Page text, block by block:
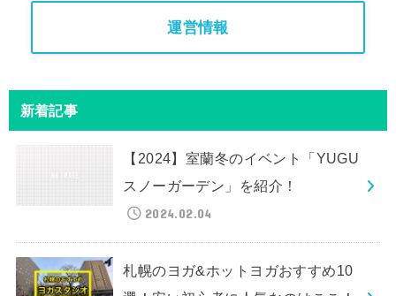
運営情報
新着記事
【2024】室蘭冬のイベント「YUGU
スノーガーデン」を紹介！
2024.02.04
札幌のヨガ&ホットヨガおすすめ10